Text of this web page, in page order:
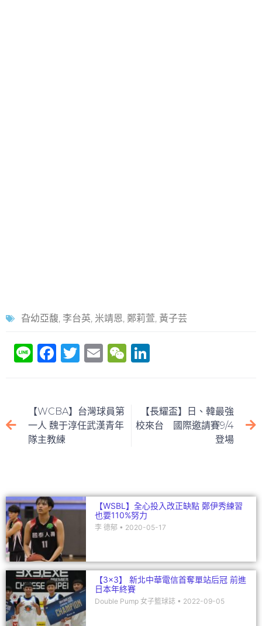
旮幼亞馥, 李台英, 米靖恩, 鄭莉萱, 黃子芸
Li F
e
b
o
T
er
E
l
W
at
e
dI
【WCBA】台灣球員第
一人 魏于淳任武漢青年
隊主教練
【長耀盃】日、韓最強
校來台 國際邀請賽9/4
登場
【WSBL】全心投入改正缺點 鄭伊秀練習
也要110%努力
李 德郁 2020-05-17
【3×3】 新北中華電信首奪單站后冠 前進
日本年終賽
Double Pump 女子籃球誌 2022-09-05